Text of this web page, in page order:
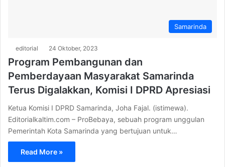
Samarinda
editorial 24 Oktober, 2023
Program Pembangunan dan
Pemberdayaan Masyarakat Samarinda
Terus Digalakkan, Komisi I DPRD Apresiasi
Ketua Komisi I DPRD Samarinda, Joha Fajal. (istimewa).
Editorialkaltim.com – ProBebaya, sebuah program unggulan
Pemerintah Kota Samarinda yang bertujuan untuk…
Read More »